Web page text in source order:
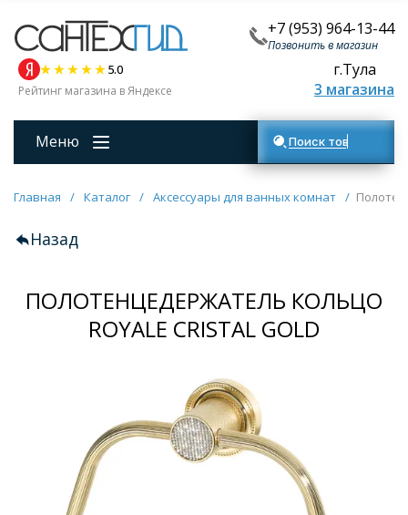
+7 (953) 964-13-44
Позвонить в магазин
5.0
Рейтинг магазина в Яндексе
г.Тула
3 магазина
Меню Поиск товаров
Главная / Каталог / Аксессуары для ванных комнат /
Назад
ПОЛОТЕНЦЕДЕРЖАТЕЛЬ КОЛЬЦО
ROYALE CRISTAL GOLD